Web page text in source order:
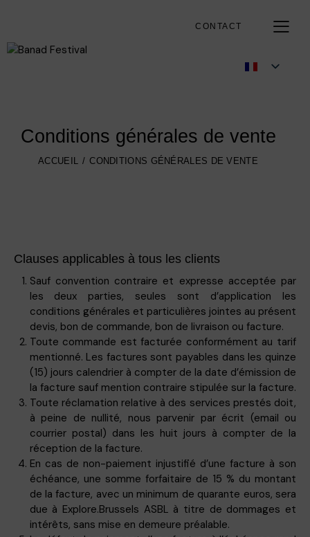
CONTACT
Conditions générales de vente
ACCUEIL CONDITIONS GÉNÉRALES DE VENTE
Clauses applicables à tous les clients
Sauf convention contraire et expresse acceptée par
les deux parties, seules sont d’application les
conditions générales et particulières jointes au présent
devis, bon de commande, bon de livraison ou facture.
Toute commande est facturée conformément au tarif
mentionné. Les factures sont payables dans les quinze
(15) jours calendrier à compter de la date d’émission de
la facture sauf mention contraire stipulée sur la facture.
Toute réclamation relative à des services prestés doit,
à peine de nullité, nous parvenir par écrit (email ou
courrier postal) dans les huit jours à compter de la
réception de la facture.
En cas de non-paiement injustifié d’une facture à son
échéance, une somme forfaitaire de 15 % du montant
de la facture, avec un minimum de quarante euros, sera
due à Explore.Brussels ASBL à titre de dommages et
intérêts, sans mise en demeure préalable.